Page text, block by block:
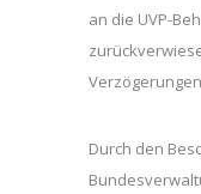
an die UVP-
Durch den